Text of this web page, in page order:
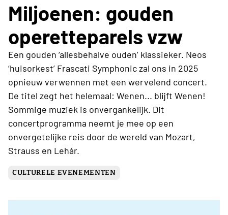
Miljoenen: gouden
operetteparels vzw
Een gouden ‘allesbehalve ouden’ klassieker. Neos
‘huisorkest’ Frascati Symphonic zal ons in 2025
opnieuw verwennen met een wervelend concert.
De titel zegt het helemaal: Wenen... blijft Wenen!
Sommige muziek is onvergankelijk. Dit
concertprogramma neemt je mee op een
onvergetelijke reis door de wereld van Mozart,
Strauss en Lehár.
CULTURELE EVENEMENTEN